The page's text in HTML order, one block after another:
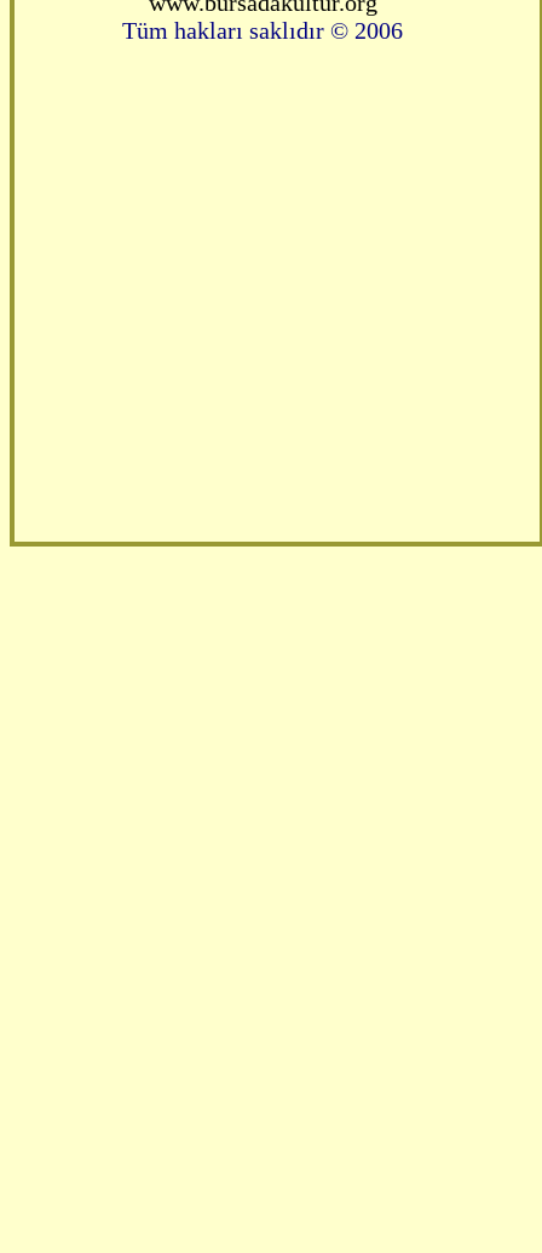
Tüm hakları saklıdır © 2006